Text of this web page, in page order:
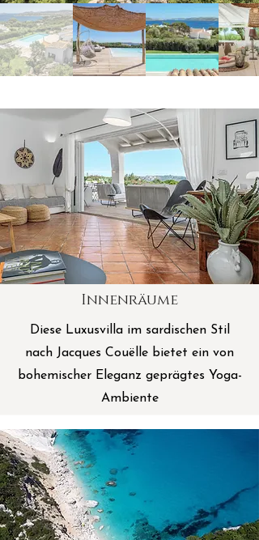
Innenräume
Diese Luxusvilla im sardischen Stil
nach Jacques Couëlle bietet ein von
bohemischer Eleganz geprägtes Yoga-
Ambiente